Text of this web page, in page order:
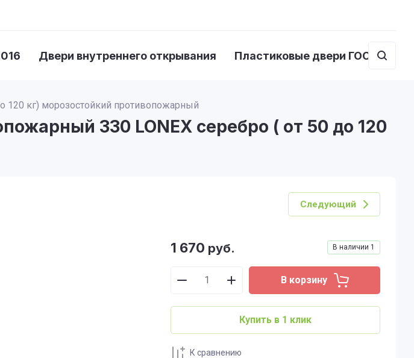
Двери внутреннего открывания Пластиковые двери ГОСТ 475-
120 кг) морозостойкий противопожарный
330 LONEX серебро ( от 50 до 120
Следующий
В наличии 1
1 670 руб.
В корзину
Купить в 1 клик
К сравнению